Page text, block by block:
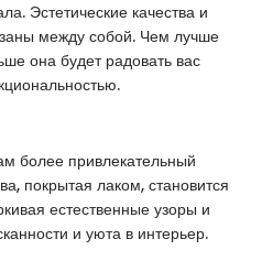
Эстетические качества и
между собой. Чем лучше
она будет радовать вас
более привлекательный
покрытая лаком, становится
естественные узоры и
и уюта в интерьер.